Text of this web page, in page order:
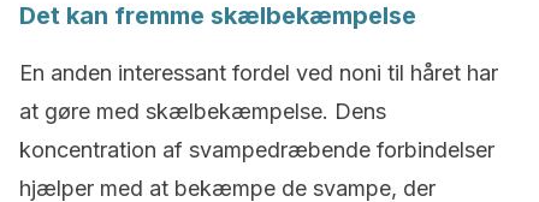
Det kan fremme skælbekæmpelse
En anden interessant fordel ved noni til håret har
at gøre med skælbekæmpelse. Dens
koncentration af svampedræbende forbindelser
hjælper med at bekæmpe de svampe, der